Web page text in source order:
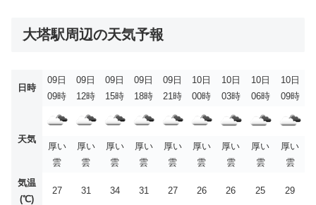
大塔駅周辺の天気予報
日時
09日
09時
09日
12時
09日
15時
09日
18時
09日
21時
10日
00時
10日
03時
10日
06時
10日
09時
天気
厚い
雲
厚い
雲
厚い
雲
厚い
雲
厚い
雲
厚い
雲
厚い
雲
厚い
雲
厚い
雲
気温
(℃)
27 31 34 31 27 26 26 25 29